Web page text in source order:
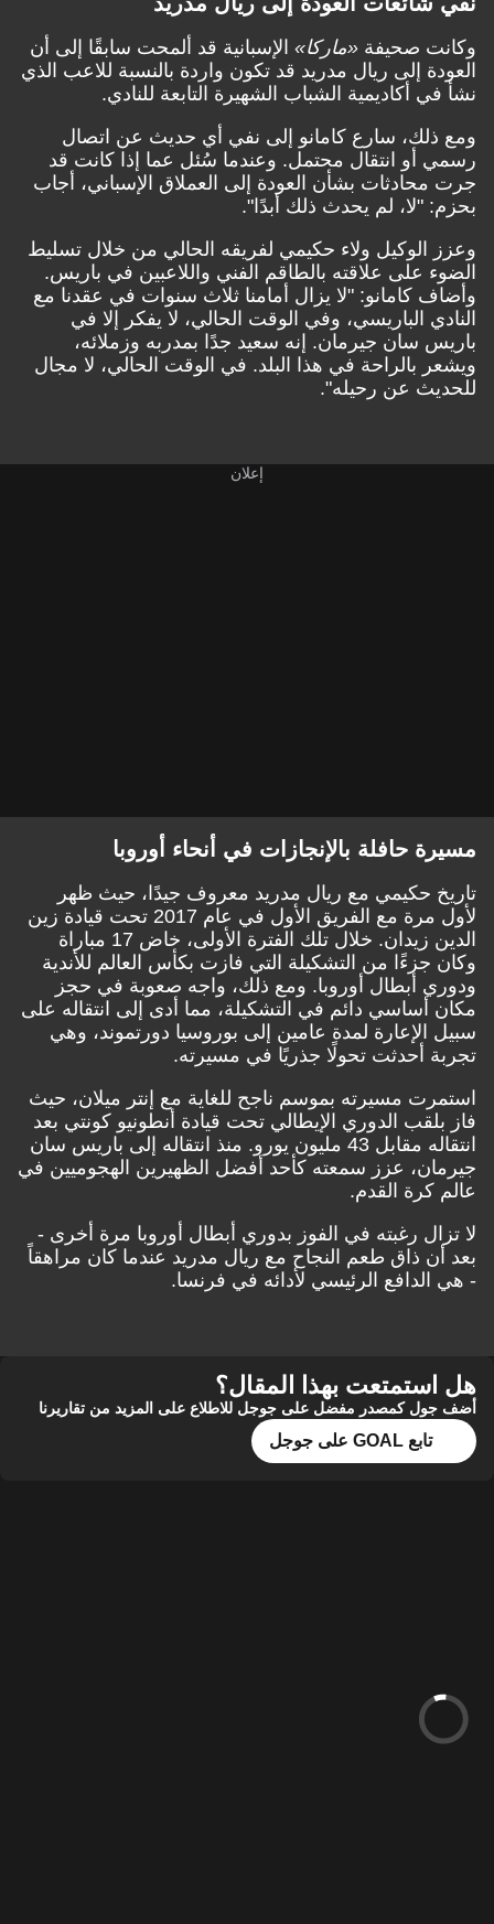
وكانت صحيفة «ماركا» الإسبانية قد ألمحت سابقًا إلى أن
العودة إلى ريال مدريد قد تكون واردة بالنسبة للاعب الذي
نشأ في أكاديمية الشباب الشهيرة التابعة للنادي.
ومع ذلك، سارع كامانو إلى نفي أي حديث عن اتصال
رسمي أو انتقال محتمل. وعندما سُئل عما إذا كانت قد
جرت محادثات بشأن العودة إلى العملاق الإسباني، أجاب
بحزم: "لا، لم يحدث ذلك أبدًا".
وعزز الوكيل ولاء حكيمي لفريقه الحالي من خلال تسليط
الضوء على علاقته بالطاقم الفني واللاعبين في باريس.
وأضاف كامانو: "لا يزال أمامنا ثلاث سنوات في عقدنا مع
النادي الباريسي، وفي الوقت الحالي، لا يفكر إلا في
باريس سان جيرمان. إنه سعيد جدًا بمدربه وزملائه،
ويشعر بالراحة في هذا البلد. في الوقت الحالي، لا مجال
للحديث عن رحيله".
مسيرة حافلة بالإنجازات في أنحاء أوروبا
تاريخ حكيمي مع ريال مدريد معروف جيدًا، حيث ظهر
لأول مرة مع الفريق الأول في عام 2017 تحت قيادة زين
الدين زيدان. خلال تلك الفترة الأولى، خاض 17 مباراة
وكان جزءًا من التشكيلة التي فازت بكأس العالم للأندية
ودوري أبطال أوروبا. ومع ذلك، واجه صعوبة في حجز
مكان أساسي دائم في التشكيلة، مما أدى إلى انتقاله على
سبيل الإعارة لمدة عامين إلى بوروسيا دورتموند، وهي
تجربة أحدثت تحولًا جذريًا في مسيرته.
استمرت مسيرته بموسم ناجح للغاية مع إنتر ميلان، حيث
فاز بلقب الدوري الإيطالي تحت قيادة أنطونيو كونتي بعد
انتقاله مقابل 43 مليون يورو. منذ انتقاله إلى باريس سان
جيرمان، عزز سمعته كأحد أفضل الظهيرين الهجوميين في
عالم كرة القدم.
لا تزال رغبته في الفوز بدوري أبطال أوروبا مرة أخرى -
بعد أن ذاق طعم النجاح مع ريال مدريد عندما كان مراهقاً
- هي الدافع الرئيسي لأدائه في فرنسا.
هل استمتعت بهذا المقال؟
أضف جول كمصدر مفضل على جوجل للاطلاع على المزيد من تقاريرنا
تابع GOAL على جوجل